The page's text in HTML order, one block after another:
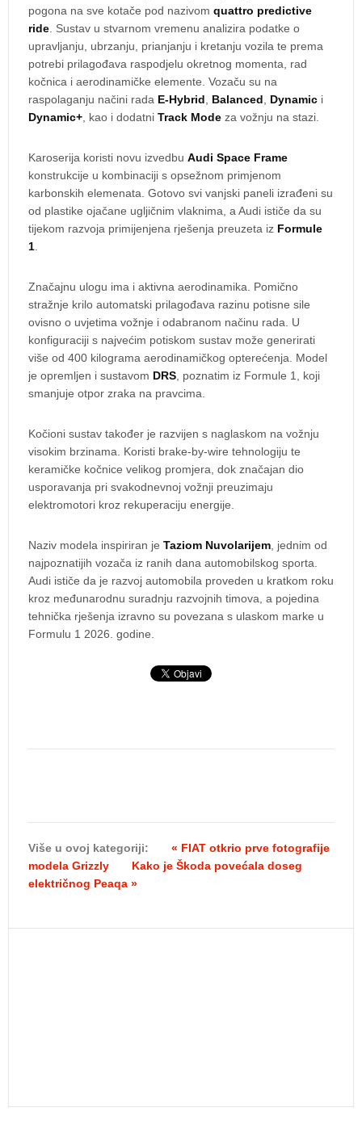
pogona na sve kotače pod nazivom quattro predictive
ride . Sustav u stvarnom vremenu analizira podatke o
upravljanju, ubrzanju, prianjanju i kretanju vozila te prema
potrebi prilagođava raspodjelu okretnog momenta, rad
kočnica i aerodinamičke elemente. Vozaču su na
raspolaganju načini rada E-Hybrid Balanced Dynamic i
Dynamic+ , kao i dodatni Track Mode za vožnju na stazi.
Karoserija koristi novu izvedbu Audi Space Frame
konstrukcije u kombinaciji s opsežnom primjenom
karbonskih elemenata. Gotovo svi vanjski paneli izrađeni su
od plastike ojačane ugljičnim vlaknima, a Audi ističe da su
tijekom razvoja primijenjena rješenja preuzeta iz Formule
1
Značajnu ulogu ima i aktivna aerodinamika. Pomično
stražnje krilo automatski prilagođava razinu potisne sile
ovisno o uvjetima vožnje i odabranom načinu rada. U
konfiguraciji s najvećim potiskom sustav može generirati
više od 400 kilograma aerodinamičkog opterećenja. Model
je opremljen i sustavom DRS , poznatim iz Formule 1, koji
smanjuje otpor zraka na pravcima.
Kočioni sustav također je razvijen s naglaskom na vožnju
visokim brzinama. Koristi brake-by-wire tehnologiju te
keramičke kočnice velikog promjera, dok značajan dio
usporavanja pri svakodnevnoj vožnji preuzimaju
elektromotori kroz rekuperaciju energije.
Naziv modela inspiriran je Taziom Nuvolarijem , jednim od
najpoznatijih vozača iz ranih dana automobilskog sporta.
Audi ističe da je razvoj automobila proveden u kratkom roku
kroz međunarodnu suradnju razvojnih timova, a pojedina
tehnička rješenja izravno su povezana s ulaskom marke u
Formulu 1 2026. godine.
Više u ovoj kategoriji:
« FIAT otkrio prve fotografije
modela Grizzly
Kako je Škoda povećala doseg
električnog Peaqa »